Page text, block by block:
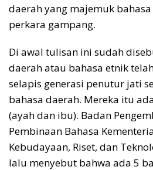
daerah yang majemuk
perkara gampang.
Di awal tulisan ini sudah
daerah atau bahasa etnik
selapis generasi penutur jati
bahasa daerah. Mereka itu
(ayah dan ibu). Badan
Pembinaan Bahasa
Kebudayaan, Riset, dan
lalu menyebut bahwa ada 5